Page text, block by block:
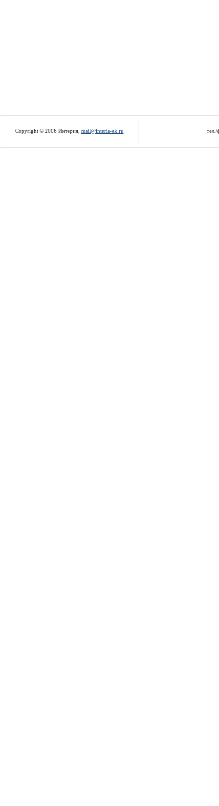
Copyright © 2006 Интерия, mail@interia-ek.ru